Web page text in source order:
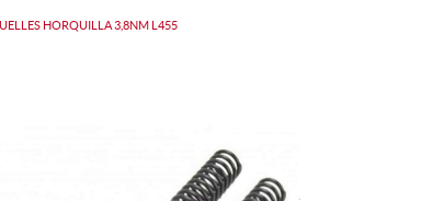
HORQUILLA 3,8NM L455